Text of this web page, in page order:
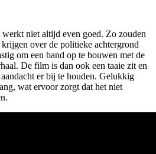
niet altijd even goed. Zo zouden
over de politieke achtergrond
om een band op te bouwen met de
De film is dan ook een taaie zit en
er bij te houden. Gelukkig
wat ervoor zorgt dat het niet